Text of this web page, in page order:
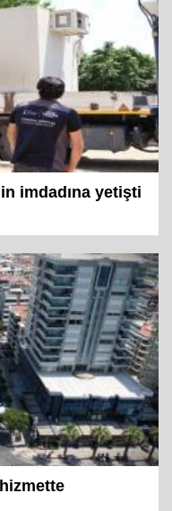
imdadına yetişti